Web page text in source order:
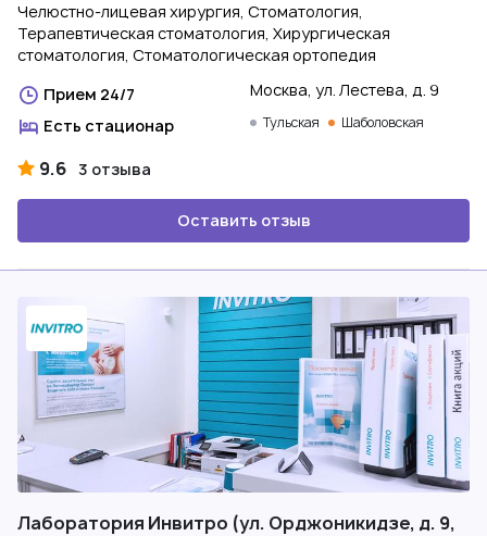
Челюстно-лицевая хирургия, Стоматология,
Терапевтическая стоматология, Хирургическая
стоматология, Стоматологическая ортопедия
Прием 24/7
Есть стационар
Москва, ул. Лестева, д. 9
Тульская Шаболовская
9.6 3 отзыва
Оставить отзыв
Лаборатория Инвитро (ул. Орджоникидзе, д. 9,